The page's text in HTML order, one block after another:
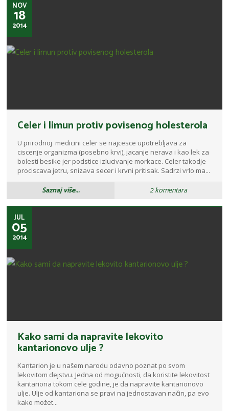
NOV
18
2014
Celer i limun protiv povisenog holesterola
U prirodnoj medicini celer se najcesce upotrebljava za
ciscenje organizma (posebno krvi), jacanje nerava i kao lek za
bolesti besike jer podstice izlucivanje morkace. Celer takodje
prociscava jetru, snizava secer i krvni pritisak. Sadrzi vrlo ma...
Saznaj više... 2 komentara
JUL
05
2014
Kako sami da napravite lekovito
kantarionovo ulje ?
Kantarion je u našem narodu odavno poznat po svom
lekovitom dejstvu. Jedna od mogućnosti, da koristite lekovitost
kantariona tokom cele godine, je da napravite kantarionovo
ulje. Ulje od kantariona se pravi na jednostavan način, pa evo
kako možet...